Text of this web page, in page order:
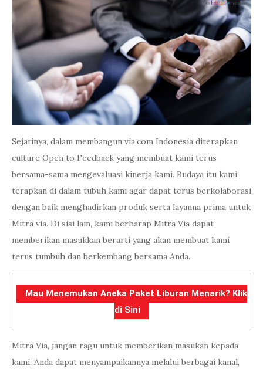
Sejatinya, dalam membangun via.com Indonesia diterapkan
culture Open to Feedback yang membuat kami terus
bersama-sama mengevaluasi kinerja kami. Budaya itu kami
terapkan di dalam tubuh kami agar dapat terus berkolaborasi
dengan baik menghadirkan produk serta layanna prima untuk
Mitra via. Di sisi lain, kami berharap Mitra Via dapat
memberikan masukkan berarti yang akan membuat kami
terus tumbuh dan berkembang bersama Anda.
Mau Menemukan Aneka Paket Liburan Menarik? Klik
di Sini
Mitra Via, jangan ragu untuk memberikan masukan kepada
kami. Anda dapat menyampaikannya melalui berbagai kanal,